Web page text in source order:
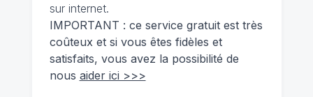
sur internet.
IMPORTANT : ce service gratuit est très
coûteux et si vous êtes fidèles et
satisfaits, vous avez la possibilité de
nous aider ici >>>